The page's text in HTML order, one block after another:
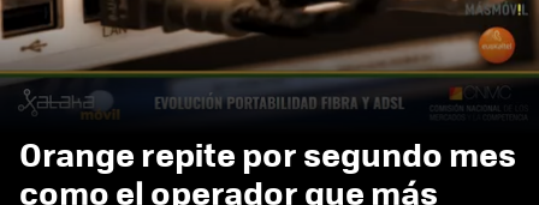
Orange repite por segundo mes
como el operador que más